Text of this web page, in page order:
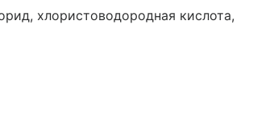
хлористоводородная кислота,